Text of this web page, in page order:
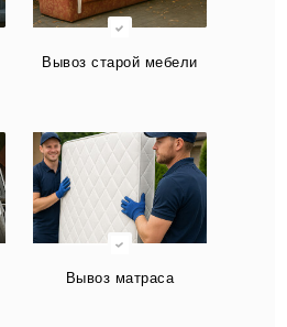
Вывоз старой мебели
Вывоз матраса